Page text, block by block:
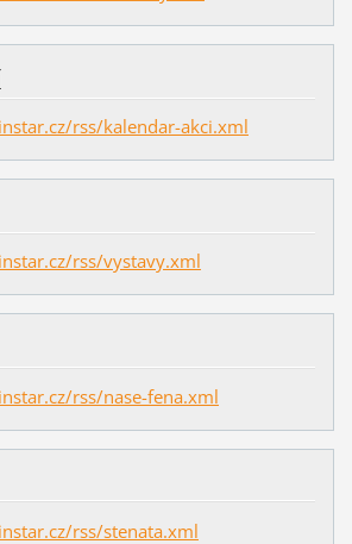
rss/kalendar-akci.xml
rss/vystavy.xml
rss/nase-fena.xml
rss/stenata.xml